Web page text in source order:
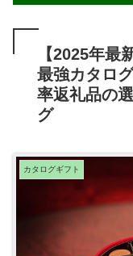
【2025年最
最強カタロ
率返礼品の
グ
カタログギフト